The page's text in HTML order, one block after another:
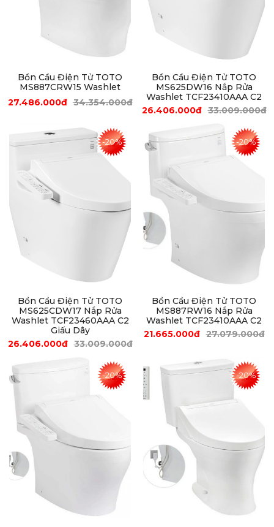
Bồn Cầu Điện Tử TOTO
MS887CRW15 Washlet
27.486.000đ 34.354.000đ
Bồn Cầu Điện Tử TOTO
MS625DW16 Nắp Rửa
Washlet TCF23410AAA C2
26.406.000đ 33.009.000đ
Bồn Cầu Điện Tử TOTO
MS625CDW17 Nắp Rửa
Washlet TCF23460AAA C2
Giấu Dây
26.406.000đ 33.009.000đ
-20%
Bồn Cầu Điện Tử TOTO
MS887RW16 Nắp Rửa
Washlet TCF23410AAA C2
21.665.000đ 27.079.000đ
-20%
-20% -20%